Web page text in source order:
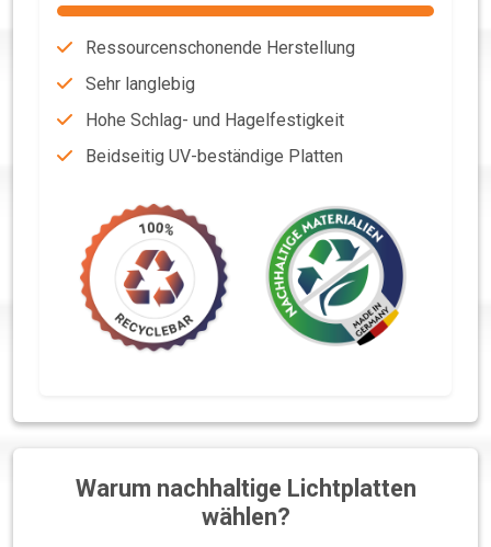
Ressourcenschonende Herstellung
Sehr langlebig
Hohe Schlag- und Hagelfestigkeit
Beidseitig UV-beständige Platten
Warum nachhaltige Lichtplatten
wählen?